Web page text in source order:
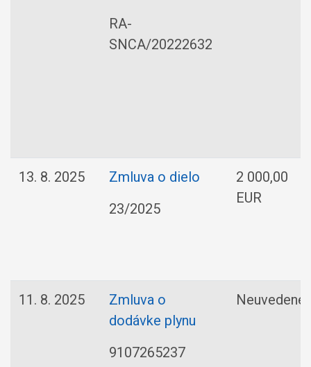
RA-
SNCA/20222632
13. 8. 2025
Zmluva o dielo
23/2025
2 000,00
EUR
11. 8. 2025
Zmluva o
dodávke plynu
9107265237
Neuvedené